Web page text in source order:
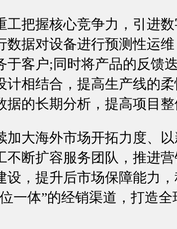
工把握核心竞争力，引进
数据对设备进行预测性运
于客户;同时将产品的反馈
计相结合，提高生产线的
据的长期分析，提高项目整
加大海外市场开拓力度、
不断扩容服务团队，推进
设，提升后市场保障能力
一体”的经销渠道，打造